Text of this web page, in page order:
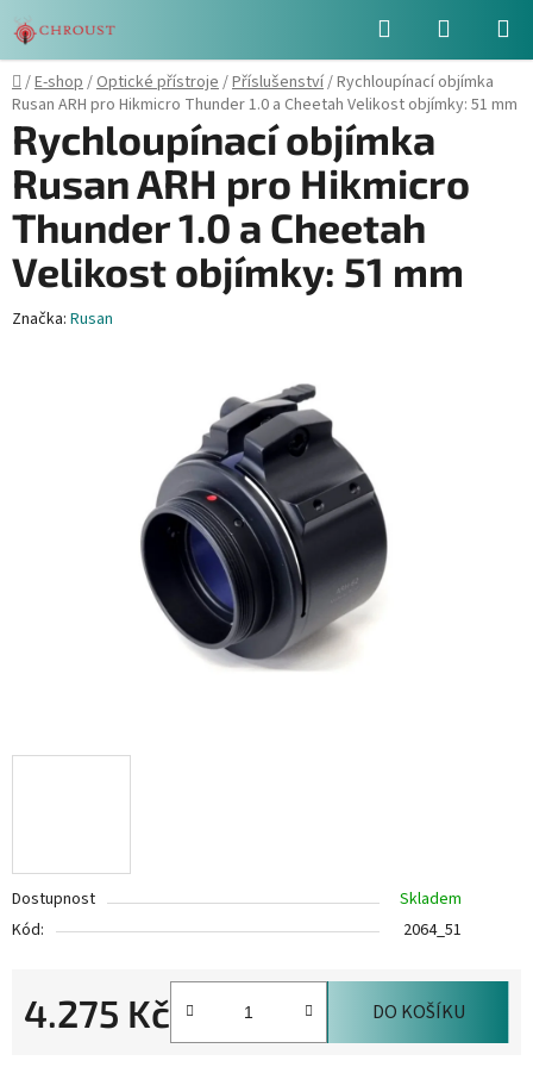
na
obsah
Hledat
KOŠÍK
Domů
/E-shop/Optické přístroje/Příslušenství/Rychloupínací objímka
Rusan ARH pro Hikmicro Thunder 1.0 a Cheetah Velikost objímky: 51 mm
Dostupnost
Skladem
Kód:
2064_51
4.275 Kč DO KOŠÍKU
Rychloupínací objímka
Rusan ARH pro Hikmicro
Thunder 1.0 a Cheetah
Velikost objímky: 51 mm
Značka: Rusan